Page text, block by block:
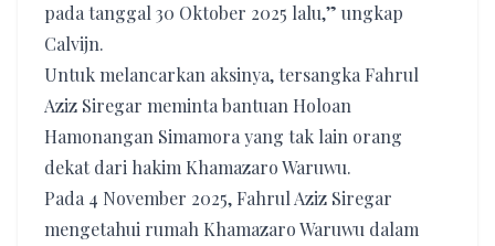
pada tanggal 30 Oktober 2025 lalu,” ungkap
Calvijn.
Untuk melancarkan aksinya, tersangka Fahrul
Aziz Siregar meminta bantuan Holoan
Hamonangan Simamora yang tak lain orang
dekat dari hakim Khamazaro Waruwu.
Pada 4 November 2025, Fahrul Aziz Siregar
mengetahui rumah Khamazaro Waruwu dalam